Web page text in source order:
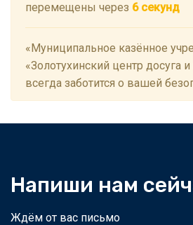
перемещены через 5секунд
«Муниципальное казённое
«Золотухинский центр досуга
всегда заботится о вашей
Напиши нам
Ждём от вас письмо